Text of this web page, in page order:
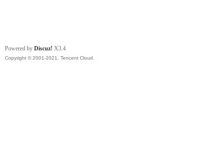
Powered by Discuz! X3.4
Copyright © 2001-2021, Tencent Cloud.